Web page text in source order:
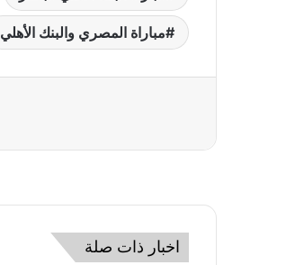
مباراة المصري والبنك الأهلي
اخبار ذات صلة